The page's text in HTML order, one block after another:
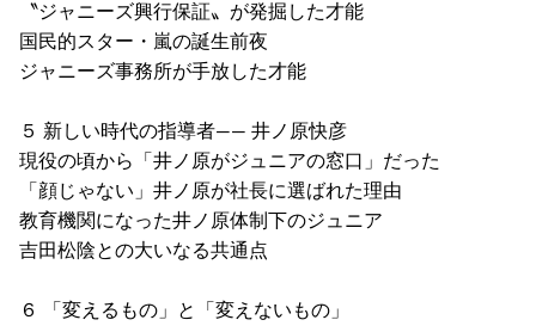
〝ジャニーズ興行保証〟が発掘した才能
国民的スター・嵐の誕生前夜
ジャニーズ事務所が手放した才能
５ 新しい時代の指導者―― 井ノ原快彦
現役の頃から「井ノ原がジュニアの窓口」だった
「顔じゃない」井ノ原が社長に選ばれた理由
教育機関になった井ノ原体制下のジュニア
吉田松陰との大いなる共通点
６ 「変えるもの」と「変えないもの」